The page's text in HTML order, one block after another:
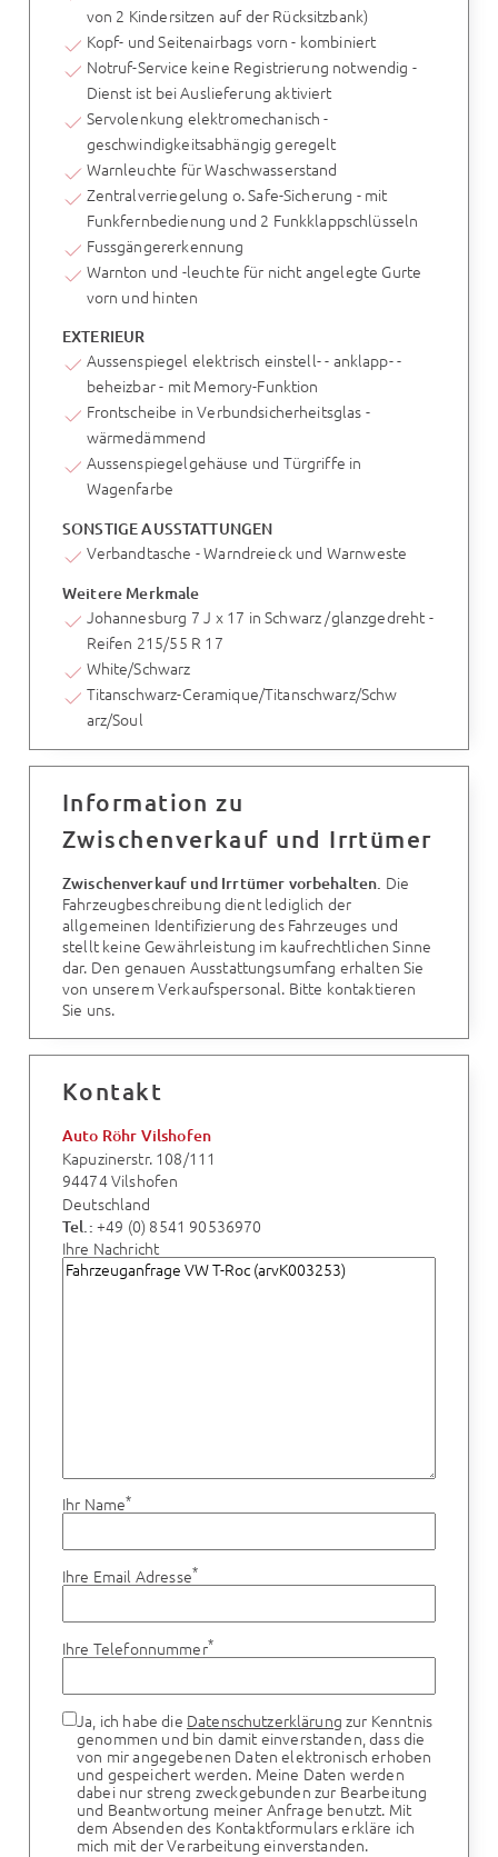
von 2 Kindersitzen auf der Rücksitzbank)
Kopf- und Seitenairbags vorn - kombiniert
Notruf-Service keine Registrierung notwendig -
Dienst ist bei Auslieferung aktiviert
Servolenkung elektromechanisch -
geschwindigkeitsabhängig geregelt
Warnleuchte für Waschwasserstand
Zentralverriegelung o. Safe-Sicherung - mit
Funkfernbedienung und 2 Funkklappschlüsseln
Fussgängererkennung
Warnton und -leuchte für nicht angelegte Gurte
vorn und hinten
EXTERIEUR
Aussenspiegel elektrisch einstell- - anklapp- -
beheizbar - mit Memory-Funktion
Frontscheibe in Verbundsicherheitsglas -
wärmedämmend
Aussenspiegelgehäuse und Türgriffe in
Wagenfarbe
SONSTIGE AUSSTATTUNGEN
Verbandtasche - Warndreieck und Warnweste
Weitere Merkmale
Johannesburg 7 J x 17 in Schwarz /glanzgedreht -
Reifen 215/55 R 17
White/Schwarz
Titanschwarz-Ceramique/Titanschwarz/Schw
arz/Soul
Information zu
Zwischenverkauf und Irrtümer
Zwischenverkauf und Irrtümer vorbehalten. Die
Fahrzeugbeschreibung dient lediglich der
allgemeinen Identifizierung des Fahrzeuges und
stellt keine Gewährleistung im kaufrechtlichen Sinne
dar. Den genauen Ausstattungsumfang erhalten Sie
von unserem Verkaufspersonal. Bitte kontaktieren
Sie uns.
Kontakt
Auto Röhr Vilshofen
Kapuzinerstr. 108/111
94474 Vilshofen
Deutschland
Tel.: +49 (0) 8541 90536970
Ihre Nachricht
Ihr Name*
Ihre Email Adresse*
Ihre Telefonnummer*
Ja, ich habe die Datenschutzerklärung zur Kenntnis
genommen und bin damit einverstanden, dass die
von mir angegebenen Daten elektronisch erhoben
und gespeichert werden. Meine Daten werden
dabei nur streng zweckgebunden zur Bearbeitung
und Beantwortung meiner Anfrage benutzt. Mit
dem Absenden des Kontaktformulars erkläre ich
mich mit der Verarbeitung einverstanden.